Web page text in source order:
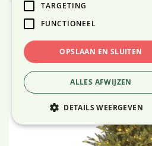
TARGETING
FUNCTIONEEL
OPSLAAN EN SLUITEN
ALLES AFWIJZEN
DETAILS WEERGEVEN